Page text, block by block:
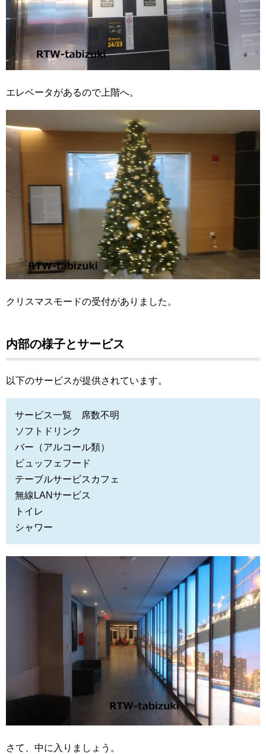
エレベータがあるので上階へ。
クリスマスモードの受付がありました。
内部の様子とサービス
以下のサービスが提供されています。
サービス一覧 席数不明
ソフトドリンク
バー（アルコール類）
ビュッフェフード
テーブルサービスカフェ
無線LANサービス
トイレ
シャワー
さて、中に入りましょう。